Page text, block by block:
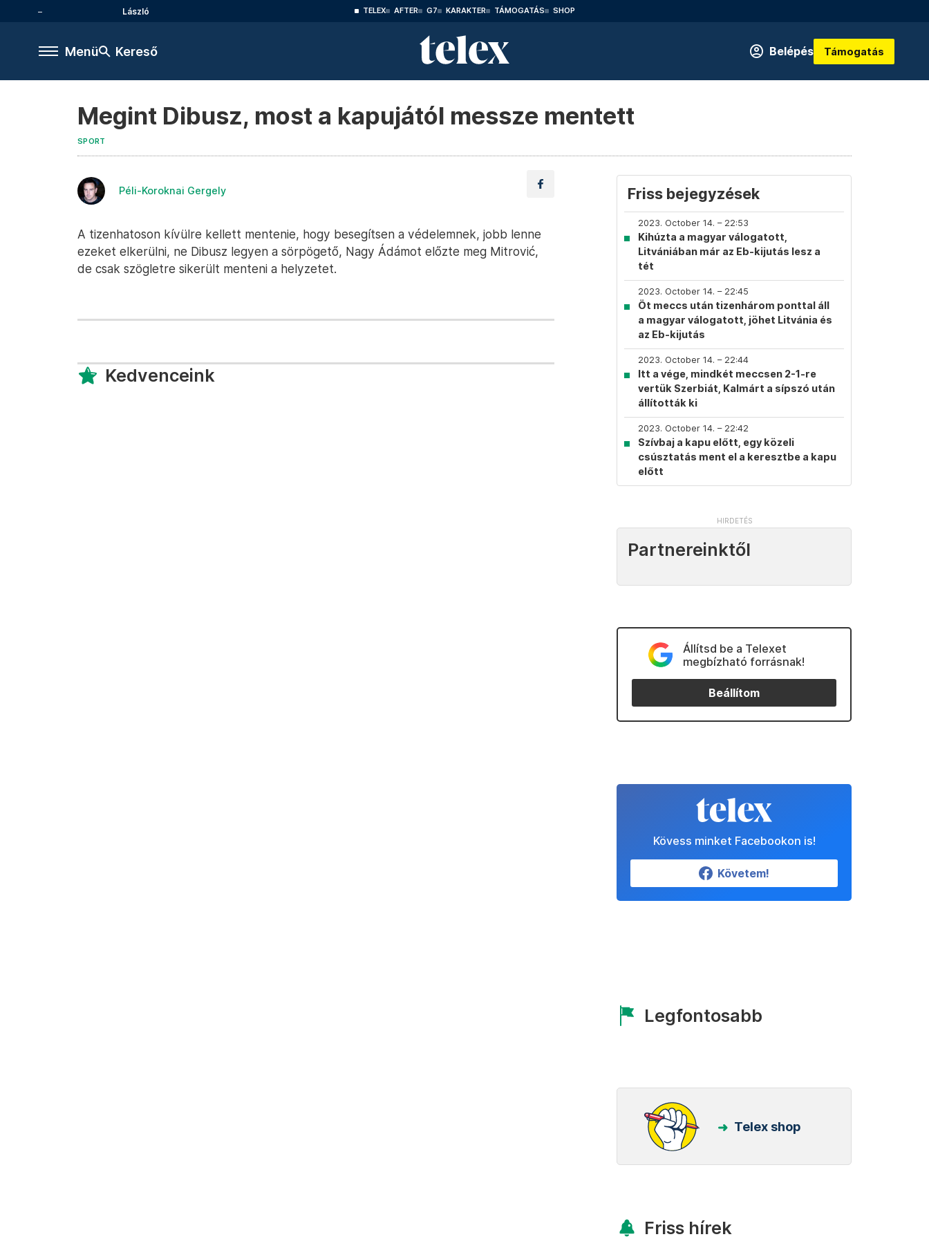
László TELEX AFTER G7 KARAKTER TÁMOGATÁS SHOP
Menü Kereső Belépés Támogatás
Megint Dibusz, most a kapujától messze mentett
SPORT
Péli-Koroknai Gergely
A tizenhatoson kívülre kellett mentenie, hogy besegítsen a védelemnek, jobb lenne
ezeket elkerülni, ne Dibusz legyen a sörpögető, Nagy Ádámot előzte meg Mitrović,
de csak szögletre sikerült menteni a helyzetet.
Kedvenceink
Friss bejegyzések
2023. October 14. – 22:53
Kihúzta a magyar válogatott,
Litvániában már az Eb-kijutás lesz a
tét
2023. October 14. – 22:45
Öt meccs után tizenhárom ponttal áll
a magyar válogatott, jöhet Litvánia és
az Eb-kijutás
2023. October 14. – 22:44
Itt a vége, mindkét meccsen 2-1-re
vertük Szerbiát, Kalmárt a sípszó után
állították ki
2023. October 14. – 22:42
Szívbaj a kapu előtt, egy közeli
csúsztatás ment el a keresztbe a kapu
előtt
Partnereinktől
Állítsd be a Telexet
megbízható forrásnak!
Beállítom
Kövess minket Facebookon is!
Követem!
Legfontosabb
Telex shop
Friss hírek